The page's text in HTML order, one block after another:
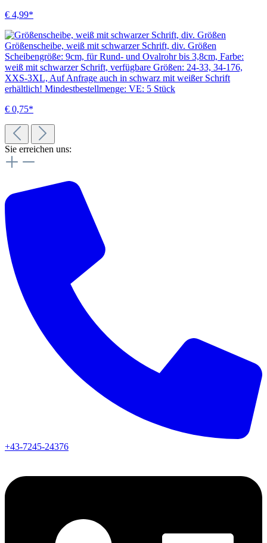
€ 4,99*
Größenscheibe, weiß mit schwarzer Schrift, div. Größen
Scheibengröße: 9cm, für Rund- und Ovalrohr bis 3,8cm, Farbe:
weiß mit schwarzer Schrift, verfügbare Größen: 24-33, 34-176,
XXS-3XL, Auf Anfrage auch in schwarz mit weißer Schrift
erhältlich! Mindestbestellmenge: VE: 5 Stück
€ 0,75*
Sie erreichen uns:
+43-7245-24376